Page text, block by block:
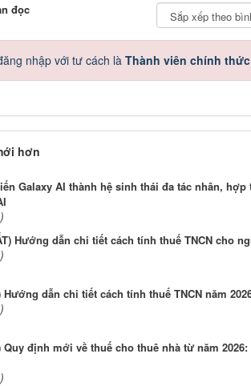
đọc
nhập với tư cách là Thành viên chính thức
hơn
Galaxy AI thành hệ sinh thái đa tác nhân,
Hướng dẫn chi tiết cách tính thuế TNCN cho
Hướng dẫn chi tiết cách tính thuế TNCN năm
Quy định mới về thuế cho thuê nhà từ năm